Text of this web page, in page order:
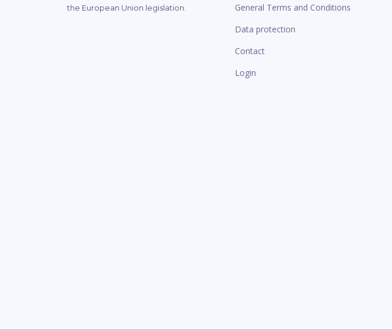
the European Union legislation.
General Terms and Conditions
Data protection
Contact
Login